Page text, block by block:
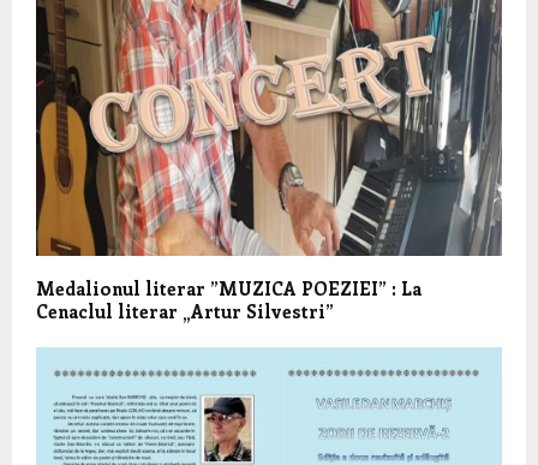
Medalionul literar ”MUZICA POEZIEI” : La
Cenaclul literar „Artur Silvestri”